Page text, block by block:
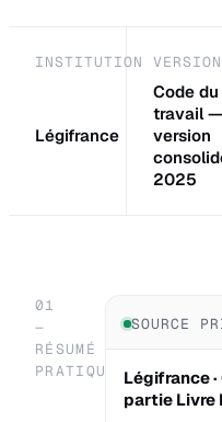
INSTITUTION
Légifrance
VERSION
Code du
travail —
version
2025
01
—
RÉSUMÉ
PRATIQUE
SOURCE
Légifrance
partie Livre